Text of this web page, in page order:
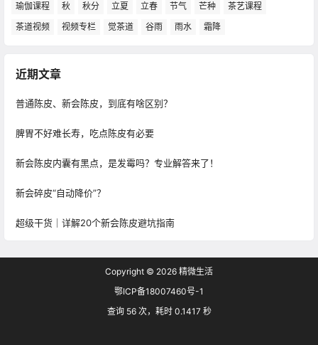
瑜伽课程
秋 秋分 立夏 立春 节气 芒种
茶艺课程
茶道视频
视频专栏 觉茶道 谷雨 雨水 霜降
近期文章
普通陈皮、新会陈皮，到底有啥区别？
脾胃不好难长寿，吃点陈皮有必要
新会陈皮内囊有黑点，是发霉吗？专业解答来了！
新会碎皮“自动降价”？
超级干货｜详解20个新会陈皮避坑指南
Copyright © 2026 精微生活
鄂ICP备18007460号-1
查询 56 次，耗时 0.1417 秒